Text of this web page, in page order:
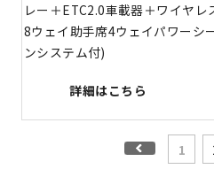
レー＋ETC2.0車載器＋ワイヤ
8ウェイ助手席4ウェイパワーシ
ンシステム付)
詳細はこちら
1